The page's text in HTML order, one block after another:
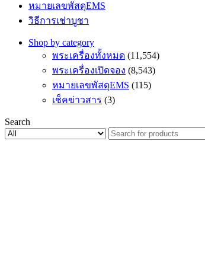
หมายเลขพัสดุEMS
วิธีการเช่าบูชา
Shop by category
พระเครื่องทั้งหมด (11,554)
พระเครื่องเปิดจอง (8,543)
หมายเลขพัสดุEMS (115)
เช็คข่าวสาร (3)
Search